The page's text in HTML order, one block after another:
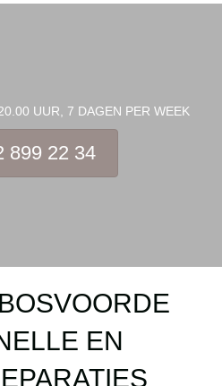
UUR, 7 DAGEN PER WEEK
899 22 34
EN